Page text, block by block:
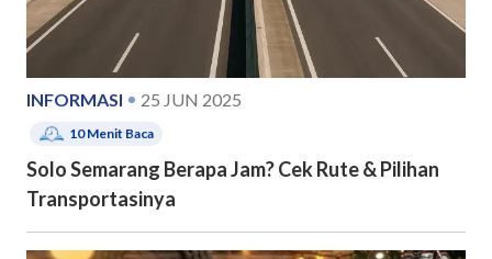
INFORMASI 25 JUN 2025
10Menit Baca
Solo Semarang Berapa Jam? Cek Rute & Pilihan
Transportasinya